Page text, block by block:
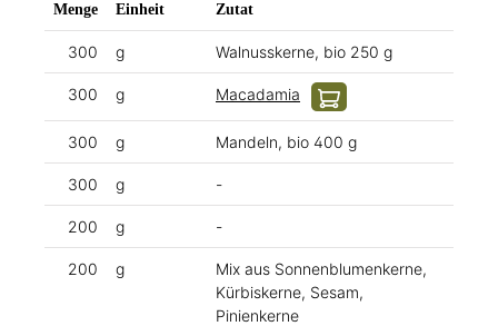
Menge Einheit Zutat
300 g Walnusskerne, bio 250 g
300 g Macadamia
300 g Mandeln, bio 400 g
300 g -
200 g -
200 g
Mix aus Sonnenblumenkerne,
Kürbiskerne, Sesam,
Pinienkerne